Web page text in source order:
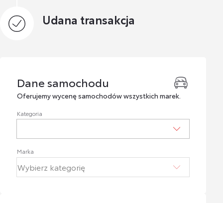
Udana transakcja
Dane samochodu
Dane samochodu
Oferujemy wycenę samochodów wszystkich marek.
Kategoria
Marka